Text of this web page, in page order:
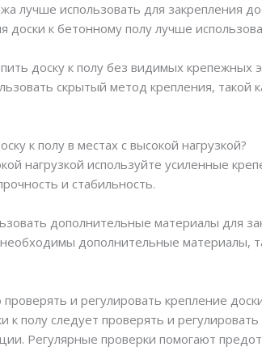
лучше использовать для закрепления
доски к бетонному полу лучше
доску к полу без видимых крепежных
скрытый метод крепления, такой
к полу в местах с высокой нагрузкой?
нагрузкой используйте усиленные
и стабильность.
дополнительные материалы для
дополнительные материалы,
и регулировать крепление
к полу следует проверять и
Регулярные проверки помогают